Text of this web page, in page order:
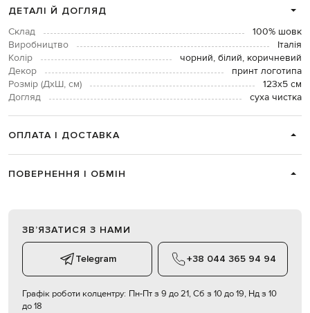
ДЕТАЛІ Й ДОГЛЯД
Склад
100% шовк
Виробництво
Італія
Колір
чорний, білий, коричневий
Декор
принт логотипа
Розмір (ДхШ, см)
123х5 см
Догляд
суха чистка
ОПЛАТА І ДОСТАВКА
ПОВЕРНЕННЯ І ОБМІН
ЗВʼЯЗАТИСЯ З НАМИ
Telegram +38 044 365 94 94
Графік роботи колцентру: Пн-Пт з 9 до 21, Сб з 10 до 19, Нд з 10
до 18